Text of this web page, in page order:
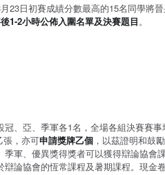
23日初賽成績分數最高的15名同學將晉
1-2小時公佈入圍名單及決賽題目 。
冠、亞、季軍各1名，全場各組決賽賽
張，亦可申請獎牌乙個 ，以茲證明和鼓勵
季軍、優異獎得獎者可以獲得辯論協會
辯論協會的恆常課程及暑期課程。現金